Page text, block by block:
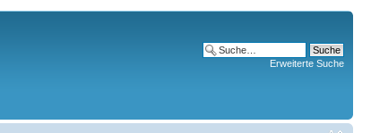
Erweiterte Suche